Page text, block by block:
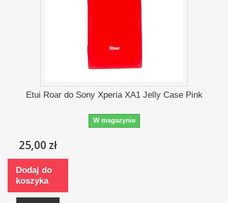
Etui Roar do Sony Xperia XA1 Jelly Case Pink
W magazynie
25,00 zł
Dodaj do
koszyka